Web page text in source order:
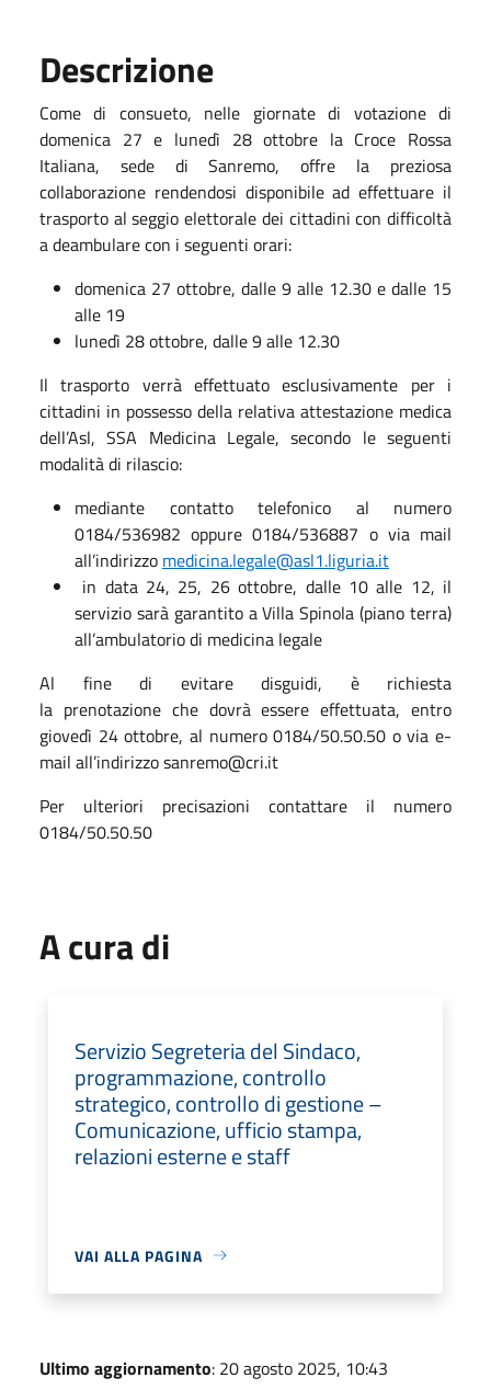
Descrizione
Come di consueto, nelle giornate di votazione di
domenica 27 e lunedì 28 ottobre la Croce Rossa
Italiana, sede di Sanremo, offre la preziosa
collaborazione rendendosi disponibile ad effettuare il
trasporto al seggio elettorale dei cittadini con difficoltà
a deambulare con i seguenti orari:
domenica 27 ottobre, dalle 9 alle 12.30 e dalle 15
alle 19
lunedì 28 ottobre, dalle 9 alle 12.30
Il trasporto verrà effettuato esclusivamente per i
cittadini in possesso della relativa attestazione medica
dell’Asl, SSA Medicina Legale, secondo le seguenti
modalità di rilascio:
mediante contatto telefonico al numero
0184/536982 oppure 0184/536887 o via mail
all’indirizzo medicina.legale@asl1.liguria.it
in data 24, 25, 26 ottobre, dalle 10 alle 12, il
servizio sarà garantito a Villa Spinola (piano terra)
all’ambulatorio di medicina legale
Al fine di evitare disguidi, è richiesta
la prenotazione che dovrà essere effettuata, entro
giovedì 24 ottobre, al numero 0184/50.50.50 o via e-
mail all’indirizzo sanremo@cri.it
Per ulteriori precisazioni contattare il numero
0184/50.50.50
A cura di
Servizio Segreteria del Sindaco,
programmazione, controllo
strategico, controllo di gestione –
Comunicazione, ufficio stampa,
relazioni esterne e staff
VAI ALLA PAGINA
Ultimo aggiornamento: 20 agosto 2025, 10:43